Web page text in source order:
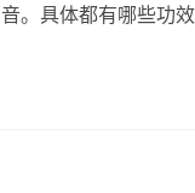
。具体都有哪些功